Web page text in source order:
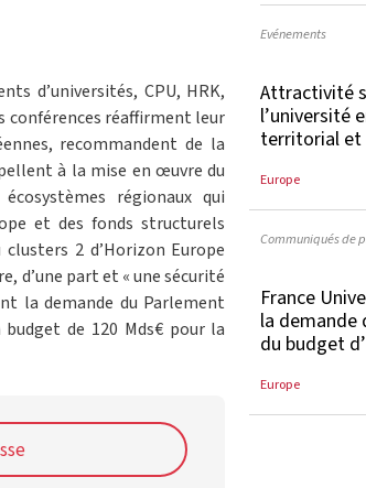
d’universités, CPU, HRK,
conférences réaffirment leur
recommandent de la
à la mise en œuvre du
régionaux qui
et des fonds structurels
2 d’Horizon Europe
d’une part et « une sécurité
la demande du Parlement
de 120 Mds€ pour la
Evénements
Attractivité
l’université
territorial et
Europe
Communiqués de
France
la demande
du budget
Europe